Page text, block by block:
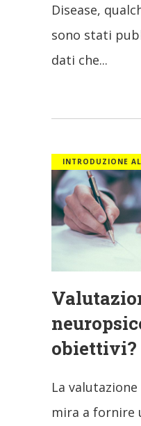
Disease,
sono stati
dati che
INTRODUZIONE
obiettivi?
La
mira a fornire